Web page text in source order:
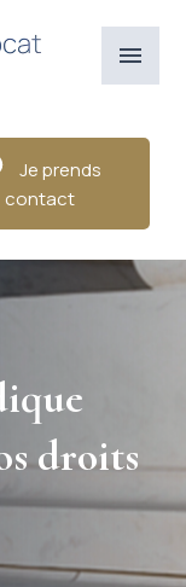
menu
Je prends
contact
droits